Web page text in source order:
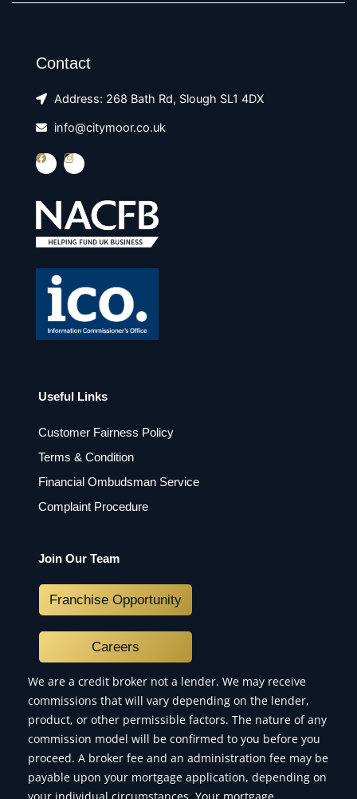
Contact
Address: 268 Bath Rd, Slough SL1 4DX
info@citymoor.co.uk
F
c
o
o
I
s
a
g
r
m
Useful Links
Customer Fairness Policy
Terms & Condition
Financial Ombudsman Service
Complaint Procedure
Join Our Team
Franchise Opportunity
Careers
We are a credit broker not a lender. We may receive
commissions that will vary depending on the lender,
product, or other permissible factors. The nature of any
commission model will be confirmed to you before you
proceed. A broker fee and an administration fee may be
payable upon your mortgage application, depending on